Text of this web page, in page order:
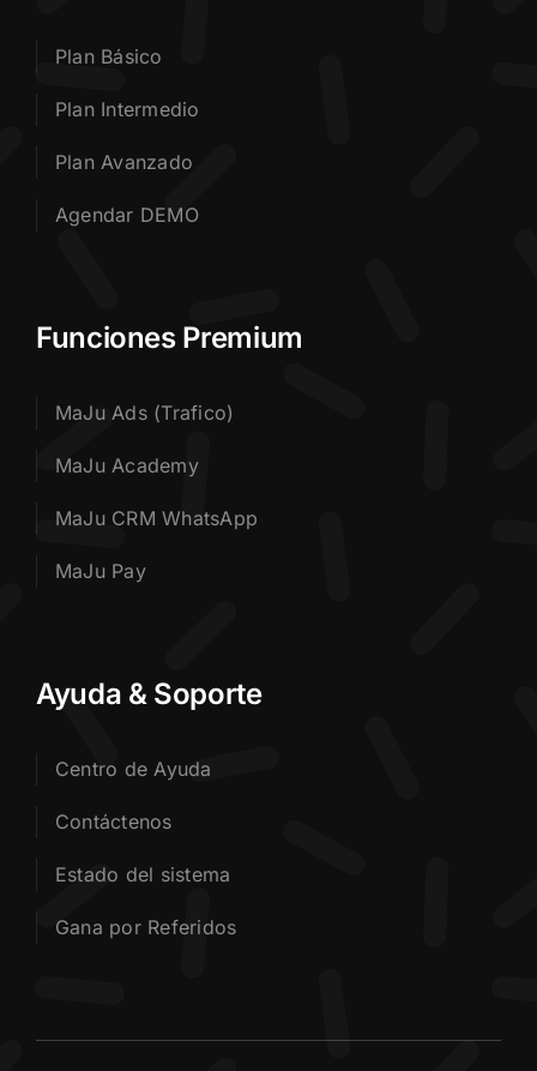
Plan Básico
Plan Intermedio
Plan Avanzado
Agendar DEMO
Funciones Premium
MaJu Ads (Trafico)
MaJu Academy
MaJu CRM WhatsApp
MaJu Pay
Ayuda & Soporte
Centro de Ayuda
Contáctenos
Estado del sistema
Gana por Referidos